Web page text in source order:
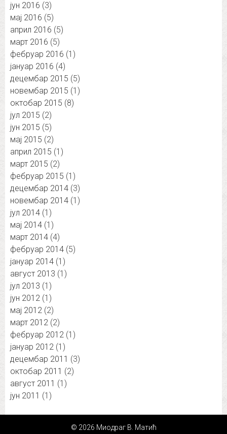
јун 2016 (3)
мај 2016 (5)
април 2016 (5)
март 2016 (5)
фебруар 2016 (1)
јануар 2016 (4)
децембар 2015 (5)
новембар 2015 (1)
октобар 2015 (8)
јул 2015 (2)
јун 2015 (5)
мај 2015 (2)
април 2015 (1)
март 2015 (2)
фебруар 2015 (1)
децембар 2014 (3)
новембар 2014 (1)
јул 2014 (1)
мај 2014 (1)
март 2014 (4)
фебруар 2014 (5)
јануар 2014 (1)
август 2013 (1)
јул 2013 (1)
јун 2012 (1)
мај 2012 (2)
март 2012 (2)
фебруар 2012 (1)
јануар 2012 (1)
децембар 2011 (3)
октобар 2011 (2)
август 2011 (1)
јун 2011 (1)
© 2026 Миодраг В. Матић